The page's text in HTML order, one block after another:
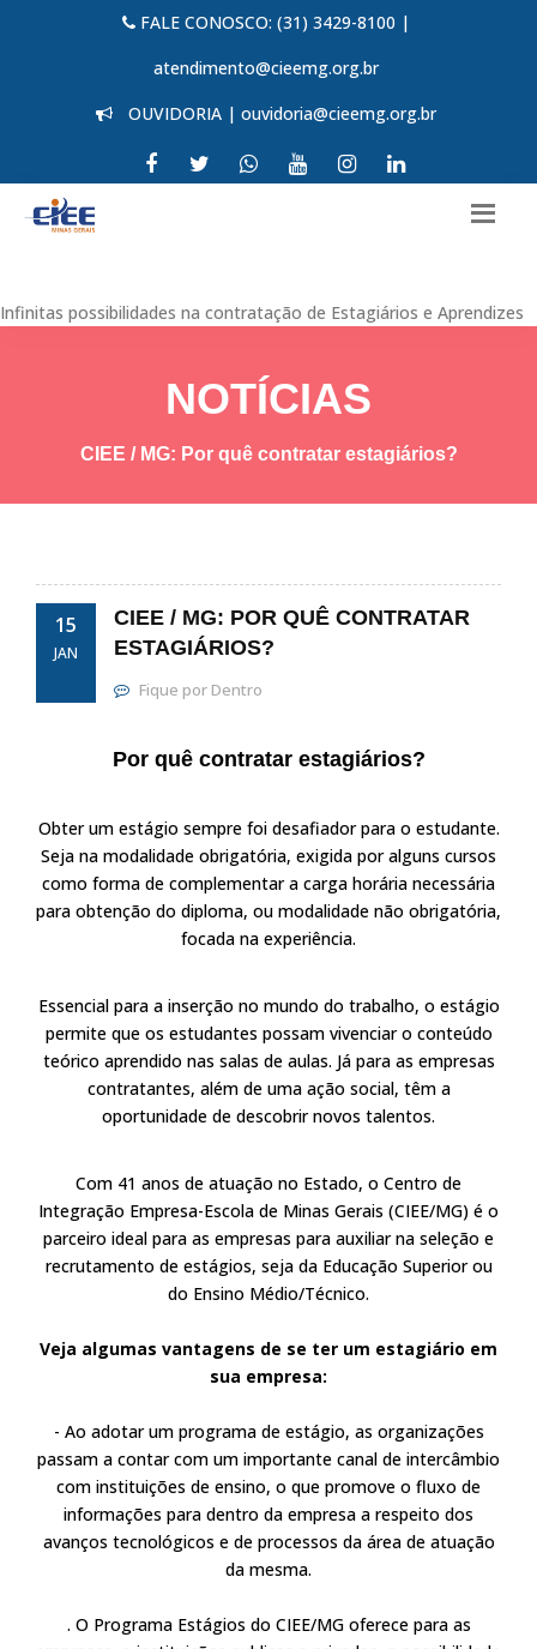
FALE CONOSCO: (31) 3429-8100 |
atendimento@cieemg.org.br
OUVIDORIA | ouvidoria@cieemg.org.br
Infinitas possibilidades na contratação de Estagiários e Aprendizes
NOTÍCIAS
CIEE / MG: Por quê contratar estagiários?
15
JAN
CIEE / MG: POR QUÊ CONTRATAR
ESTAGIÁRIOS?
Fique por Dentro
Por quê contratar estagiários?
Obter um estágio sempre foi desafiador para o estudante.
Seja na modalidade obrigatória, exigida por alguns cursos
como forma de complementar a carga horária necessária
para obtenção do diploma, ou modalidade não obrigatória,
focada na experiência.
Essencial para a inserção no mundo do trabalho, o estágio
permite que os estudantes possam vivenciar o conteúdo
teórico aprendido nas salas de aulas. Já para as empresas
contratantes, além de uma ação social, têm a
oportunidade de descobrir novos talentos.
Com 41 anos de atuação no Estado, o Centro de
Integração Empresa-Escola de Minas Gerais (CIEE/MG) é o
parceiro ideal para as empresas para auxiliar na seleção e
recrutamento de estágios, seja da Educação Superior ou
do Ensino Médio/Técnico.
Veja algumas vantagens de se ter um estagiário em
sua empresa:
- Ao adotar um programa de estágio, as organizações
passam a contar com um importante canal de intercâmbio
com instituições de ensino, o que promove o fluxo de
informações para dentro da empresa a respeito dos
avanços tecnológicos e de processos da área de atuação
da mesma.
. O Programa Estágios do CIEE/MG oferece para as